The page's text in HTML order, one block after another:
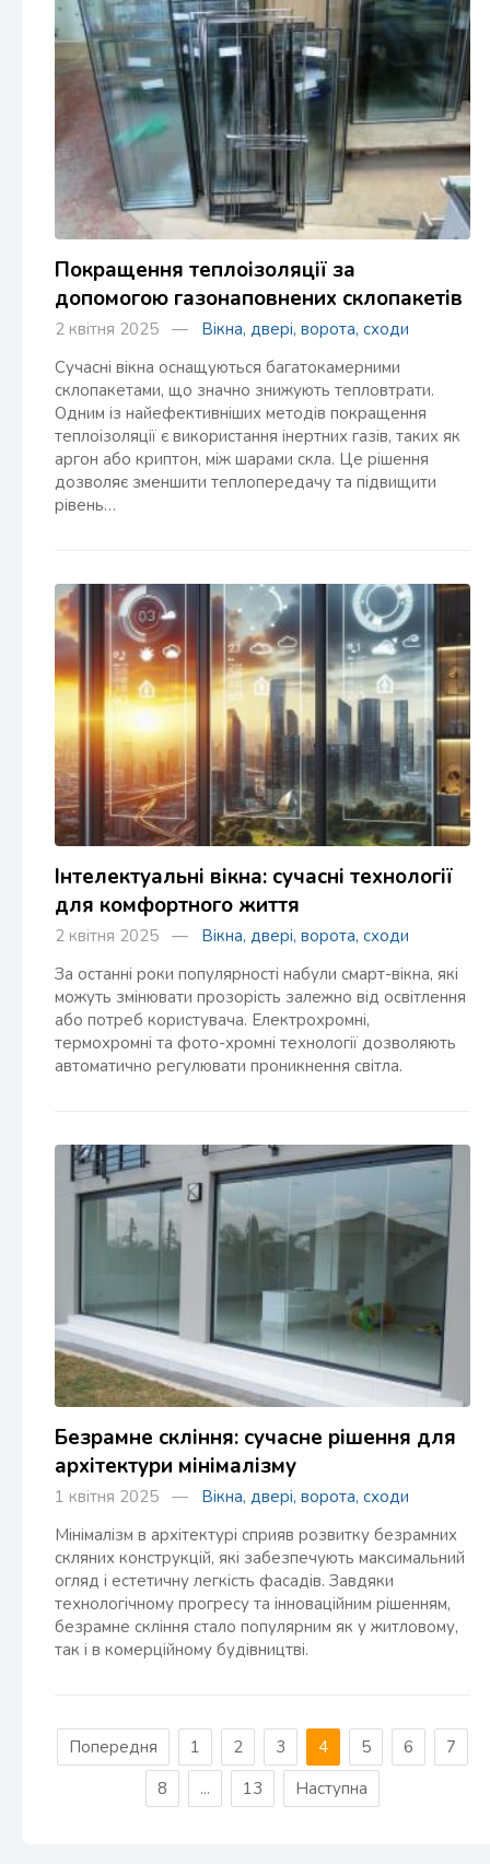
Покращення теплоізоляції за
допомогою газонаповнених склопакетів
2 квітня 2025 — Вікна, двері, ворота, сходи
Сучасні вікна оснащуються багатокамерними
склопакетами, що значно знижують тепловтрати.
Одним із найефективніших методів покращення
теплоізоляції є використання інертних газів, таких як
аргон або криптон, між шарами скла. Це рішення
дозволяє зменшити теплопередачу та підвищити
рівень…
Інтелектуальні вікна: сучасні технології
для комфортного життя
2 квітня 2025 — Вікна, двері, ворота, сходи
За останні роки популярності набули смарт-вікна, які
можуть змінювати прозорість залежно від освітлення
або потреб користувача. Електрохромні,
термохромні та фото-хромні технології дозволяють
автоматично регулювати проникнення світла.
Безрамне скління: сучасне рішення для
архітектури мінімалізму
1 квітня 2025 — Вікна, двері, ворота, сходи
Мінімалізм в архітектурі сприяв розвитку безрамних
скляних конструкцій, які забезпечують максимальний
огляд і естетичну легкість фасадів. Завдяки
технологічному прогресу та інноваційним рішенням,
безрамне скління стало популярним як у житловому,
так і в комерційному будівництві.
Попередня 1 2 3 4 5 6
7
8
... 13 Наступна